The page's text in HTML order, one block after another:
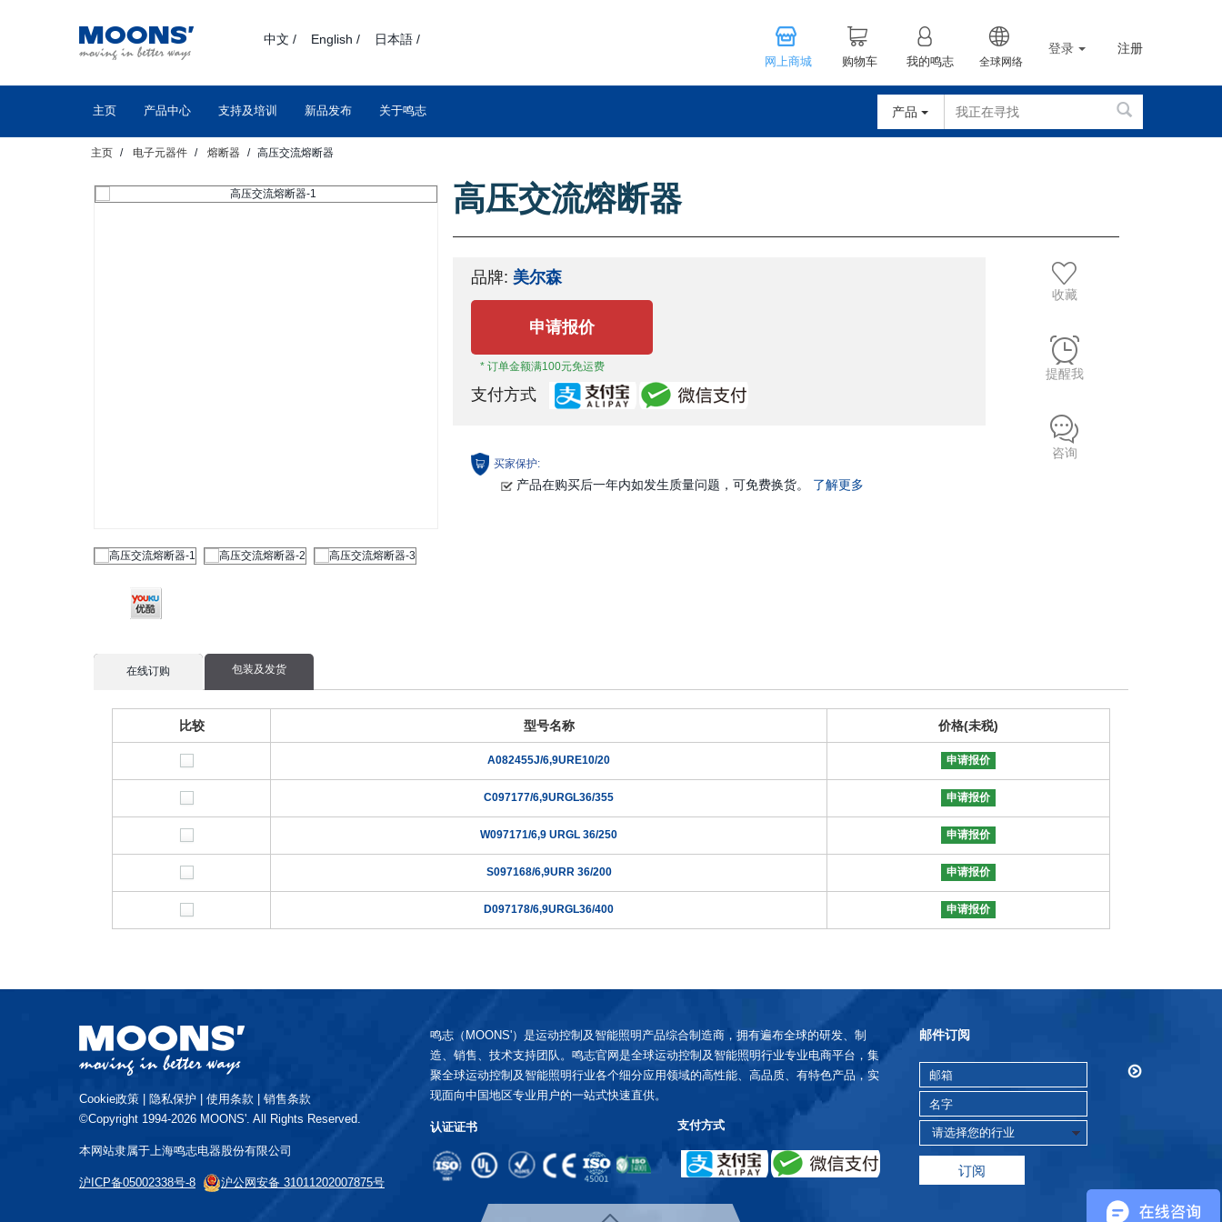
中文 / English / 日本語 /
网上商城 购物车 我的鸣志 全球网络
登录 注册
主页 产品中心 支持及培训 新品发布 关于鸣志 产品
主页 电子元器件 熔断器 高压交流熔断器
高压交流熔断器
品牌: 美尔森
申请报价
* 订单金额满100元免运费
支付方式
买家保护:
产品在购买后一年内如发生质量问题，可免费换货。 了解更多
收藏
提醒我
咨询
current
在线订购 包装及发货
比较 型号名称 价格(未税)
A082455J/6,9URE10/20 申请报价
C097177/6,9URGL36/355 申请报价
W097171/6,9 URGL 36/250 申请报价
S097168/6,9URR 36/200 申请报价
D097178/6,9URGL36/400 申请报价
Cookie政策 隐私保护 使用条款
销售条款
©Copyright 1994-2026 MOONS'. All Rights Reserved.
本网站隶属于上海鸣志电器股份有限公司
沪ICP备05002338号-8 沪公网安备 31011202007875号
鸣志（MOONS'）是运动控制及智能照明产品综合制造商，拥有遍布全球的研发、制
造、销售、技术支持团队。鸣志官网是全球运动控制及智能照明行业专业电商平台，集
聚全球运动控制及智能照明行业各个细分应用领域的高性能、高品质、有特色产品，实
现面向中国地区专业用户的一站式快速直供。
认证证书 支付方式
邮件订阅
订阅